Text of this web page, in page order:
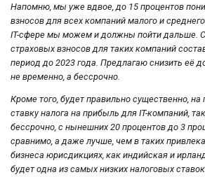
Напомню, мы уже вдвое, до 15 процентов
взносов для всех компаний малого и
IT-сфере мы можем и должны пойти дальше.
страховых взносов для таких компаний
период до 2023 года. Предлагаю снизить её
не временно, а бессрочно.
Кроме того, будет правильно существенно,
ставку налога на прибыль для IT-компаний,
бессрочно, с нынешних 20 процентов до 3
сравнимо, а даже лучше, чем в таких
бизнеса юрисдикциях, как индийская и
будет одна из самых низких налоговых